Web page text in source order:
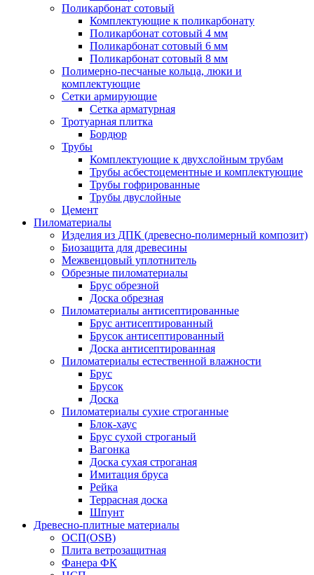
Поликарбонат сотовый
Комплектующие к поликарбонату
Поликарбонат сотовый 4 мм
Поликарбонат сотовый 6 мм
Поликарбонат сотовый 8 мм
Полимерно-песчаные кольца, люки и
комплектующие
Сетки армирующие
Сетка арматурная
Тротуарная плитка
Бордюр
Трубы
Комплектующие к двухслойным трубам
Трубы асбестоцементные и комплектующие
Трубы гофрированные
Трубы двуслойные
Цемент
Пиломатериалы
Изделия из ДПК (древесно-полимерный композит)
Биозащита для древесины
Межвенцовый уплотнитель
Обрезные пиломатериалы
Брус обрезной
Доска обрезная
Пиломатериалы антисептированные
Брус антисептированный
Брусок антисептированный
Доска антисептированная
Пиломатериалы естественной влажности
Брус
Брусок
Доска
Пиломатериалы сухие строганные
Блок-хаус
Брус сухой строганый
Вагонка
Доска сухая строганая
Имитация бруса
Рейка
Террасная доска
Шпунт
Древесно-плитные материалы
ОСП(OSB)
Плита ветрозащитная
Фанера ФК